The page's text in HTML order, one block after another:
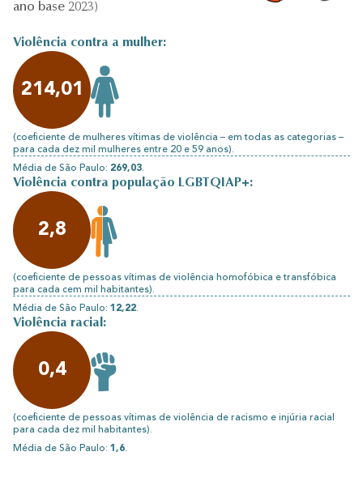
ano base 2023)
Violência contra a mulher:
214,01
(coeficiente de mulheres vítimas de violência – em todas as categorias –
para cada dez mil mulheres entre 20 e 59 anos).
Média de São Paulo: 269,03.
Violência contra população LGBTQIAP+:
2,8
(coeficiente de pessoas vítimas de violência homofóbica e transfóbica
para cada cem mil habitantes).
Média de São Paulo: 12,22.
Violência racial:
0,4
(coeficiente de pessoas vítimas de violência de racismo e injúria racial
para cada dez mil habitantes).
Média de São Paulo: 1,6.